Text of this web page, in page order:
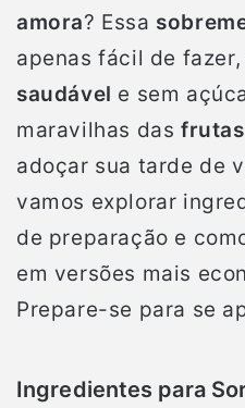
amora? Essa
apenas fácil de
saudável e sem
maravilhas das
adoçar sua tarde de
vamos explorar
de preparação e
em versões mais
Prepare-se para se
Ingredientes para